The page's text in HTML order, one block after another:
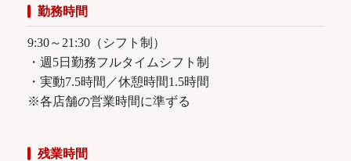
勤務時間
9:30～21:30（シフト制）
・週5日勤務フルタイムシフト制
・実動7.5時間／休憩時間1.5時間
※各店舗の営業時間に準ずる
残業時間